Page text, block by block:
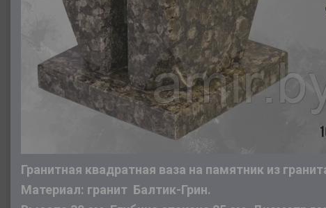
Гранитная квадратная ваза на памятник из
Материал: гранит Балтик-Грин.